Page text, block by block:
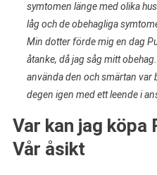
symtomen länge med olika
låg och de obehagliga
Min dotter förde mig en dag
åtanke, då jag såg mitt
använda den och smärtan var
degen igen med ett leende i
Var kan jag köpa
Vår åsikt